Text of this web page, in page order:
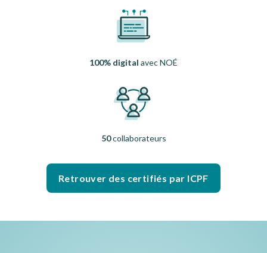
100% digital avec NOÉ
50collaborateurs
Retrouver des certifiés par ICPF